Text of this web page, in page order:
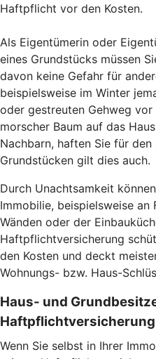
Haftpflicht vor den Kosten.
Als Eigentümerin oder
eines Grundstücks müssen
davon keine Gefahr für
beispielsweise im Winter
oder gestreuten Gehweg
morscher Baum auf das
Nachbarn, haften Sie für
Grundstücken gilt dies auch.
Durch Unachtsamkeit
Immobilie, beispielsweise an
Wänden oder der
Haftpflichtversicherung
den Kosten und deckt
Wohnungs- bzw. Haus-
Haus- und
Haftpflichtversicherung
Wenn Sie selbst in Ihrer